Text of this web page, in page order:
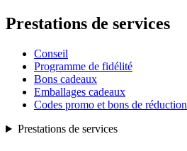
Prestations de services
Conseil
Programme de fidélité
Bons cadeaux
Emballages cadeaux
Codes promo et bons de réduction
Prestations de services